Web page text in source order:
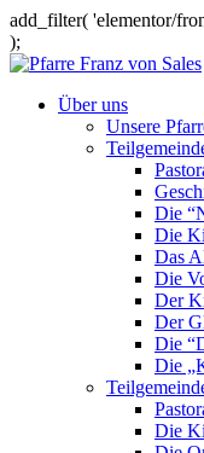
add_filter( 'elementor/
);
Über uns
Unsere
Die
Die
Das
Die
Der
Der
Die
Die
Die